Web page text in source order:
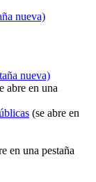
nueva)
nueva)
abre en una
(se abre en
en una pestaña